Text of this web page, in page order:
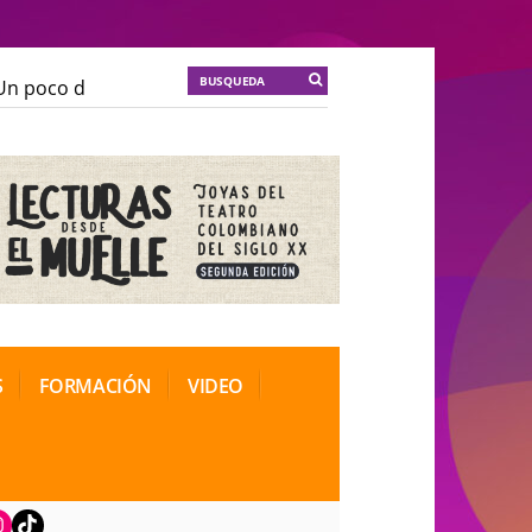
poco de locura para la cordura
Soma
de Teatro Rosa
FORMACIÓN VIDEO
TikTok